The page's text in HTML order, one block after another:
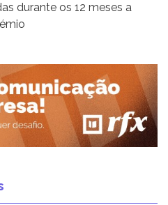
durante os 12 meses a